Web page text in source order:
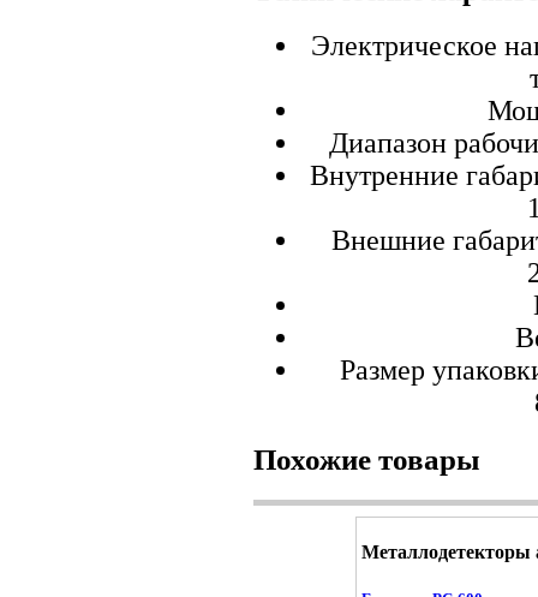
Электрическое
Диапазон
Внутренние
Внешние
Размер
Похожие товары
Металлодетекторы